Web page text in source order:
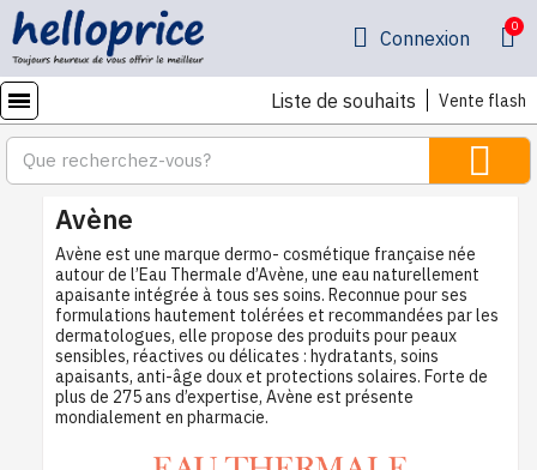
Connexion
Liste de souhaits Vente flash
Avène
Avène est une marque dermo- cosmétique française née
autour de l’Eau Thermale d’Avène, une eau naturellement
apaisante intégrée à tous ses soins. Reconnue pour ses
formulations hautement tolérées et recommandées par les
dermatologues, elle propose des produits pour peaux
sensibles, réactives ou délicates : hydratants, soins
apaisants, anti-âge doux et protections solaires. Forte de
plus de 275 ans d’expertise, Avène est présente
mondialement en pharmacie.